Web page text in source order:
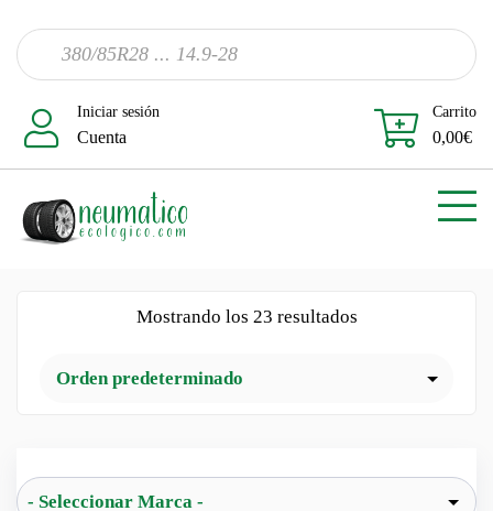
Iniciar sesión
Cuenta
Carrito
0,00€
Mostrando los 23 resultados